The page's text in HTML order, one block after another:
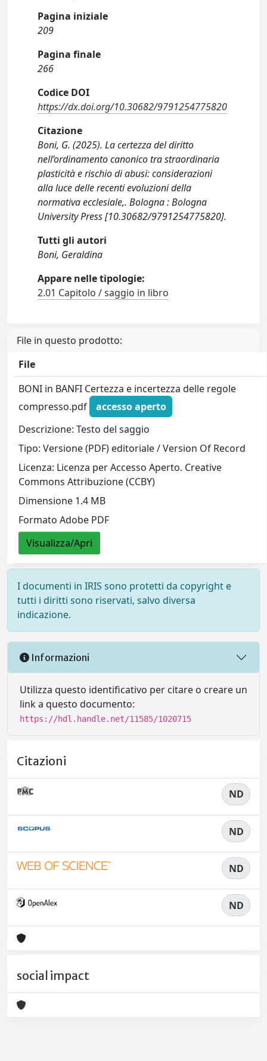
Pagina iniziale
209
Pagina finale
266
Codice DOI
https://dx.doi.org/10.30682/9791254775820
Citazione
Boni, G. (2025). La certezza del diritto
nell’ordinamento canonico tra straordinaria
plasticità e rischio di abusi: considerazioni
alla luce delle recenti evoluzioni della
normativa ecclesiale,. Bologna : Bologna
University Press [10.30682/9791254775820].
Tutti gli autori
Boni, Geraldina
Appare nelle tipologie:
2.01 Capitolo / saggio in libro
File in questo prodotto:
File
BONI in BANFI Certezza e incertezza delle regole
compresso.pdf
accesso aperto
Descrizione: Testo del saggio
Tipo: Versione (PDF) editoriale / Version Of Record
Licenza: Licenza per Accesso Aperto. Creative
Commons Attribuzione (CCBY)
Dimensione 1.4 MB
Formato Adobe PDF
Visualizza/Apri
I documenti in IRIS sono protetti da copyright e
tutti i diritti sono riservati, salvo diversa
indicazione.
Informazioni
Utilizza questo identificativo per citare o creare un
link a questo documento:
https://hdl.handle.net/11585/1020715
Citazioni
ND
ND
ND
ND
social impact